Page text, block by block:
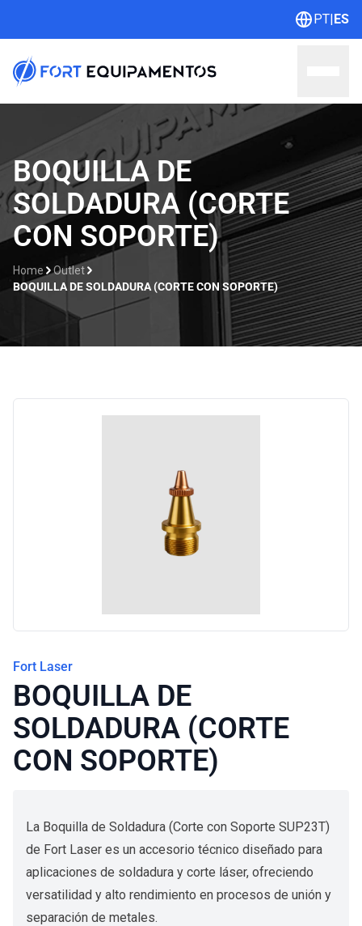
PT|ES
Home
Sobre nosotros
Líneas
Contacto
BOQUILLA DE
SOLDADURA (CORTE
CON SOPORTE)
Home
Outlet
BOQUILLA DE SOLDADURA (CORTE CON SOPORTE)
Fort Laser
BOQUILLA DE
SOLDADURA (CORTE
CON SOPORTE)
La Boquilla de Soldadura (Corte con Soporte SUP23T)
de Fort Laser es un accesorio técnico diseñado para
aplicaciones de soldadura y corte láser, ofreciendo
versatilidad y alto rendimiento en procesos de unión y
separación de metales.